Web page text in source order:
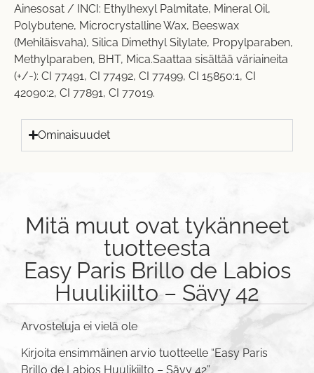
Ainesosat / INCI: Ethylhexyl Palmitate, Mineral Oil,
Polybutene, Microcrystalline Wax, Beeswax
(Mehiläisvaha), Silica Dimethyl Silylate, Propylparaben,
Methylparaben, BHT, Mica.Saattaa sisältää väriaineita
(+/-): CI 77491, CI 77492, CI 77499, CI 15850:1, CI
42090:2, CI 77891, CI 77019.
Ominaisuudet
Mitä muut ovat tykänneet
tuotteesta
Easy Paris Brillo de Labios
Huulikiilto – Sävy 42
Arvosteluja ei vielä ole
Kirjoita ensimmäinen arvio tuotteelle “Easy Paris
Brillo de Labios Huulikiilto – Sävy 42”